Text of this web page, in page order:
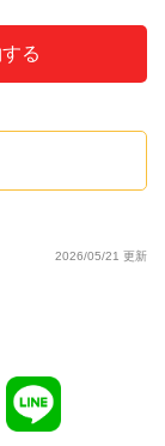
る
2026/05/21 更新